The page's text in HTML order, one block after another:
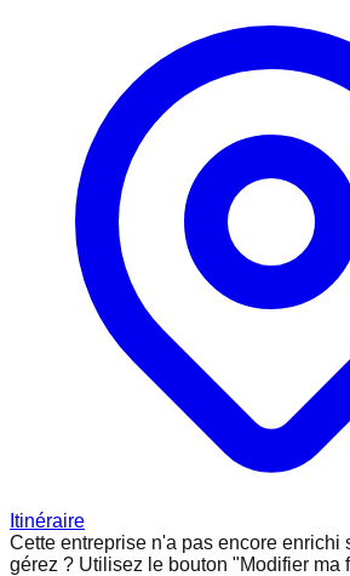
Itinéraire
Cette entreprise n'a pas encore enrichi
gérez ? Utilisez le bouton "Modifier ma